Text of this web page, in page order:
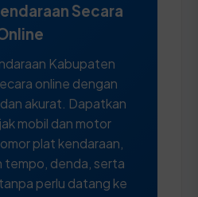
Secara
Kabupaten
online dengan
akurat. Dapatkan
mobil dan motor
plat kendaraan,
tempo, denda, serta
perlu datang ke